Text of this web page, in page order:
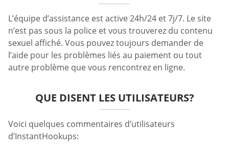
L’équipe d’assistance est active 24h/24 et 7j/7. Le site
n’est pas sous la police et vous trouverez du contenu
sexuel affiché. Vous pouvez toujours demander de
l’aide pour les problèmes liés au paiement ou tout
autre problème que vous rencontrez en ligne.
QUE DISENT LES UTILISATEURS?
Voici quelques commentaires d’utilisateurs
d’InstantHookups: